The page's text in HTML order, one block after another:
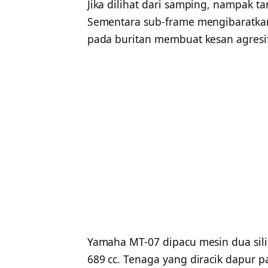
Jika dilihat dari samping, nampak
Sementara sub-frame
pada buritan membuat kesan
Yamaha MT-07 dipacu mesin dua
689 cc. Tenaga yang diracik dapur